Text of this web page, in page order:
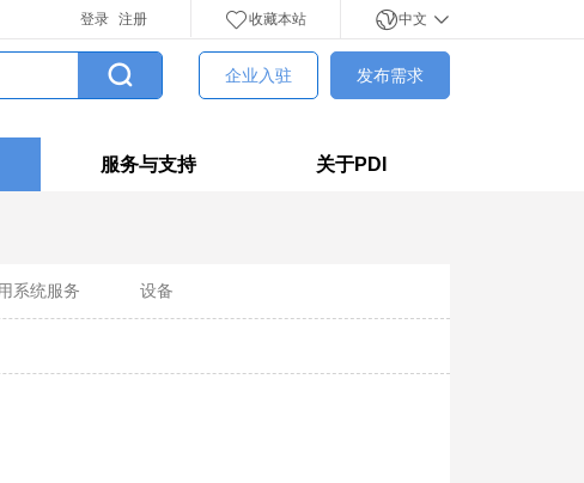
登录 注册 收藏本站 中文
企业入驻 发布需求
服务与支持 关于PDI
系统服务 设备